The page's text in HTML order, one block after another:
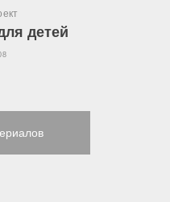
детей